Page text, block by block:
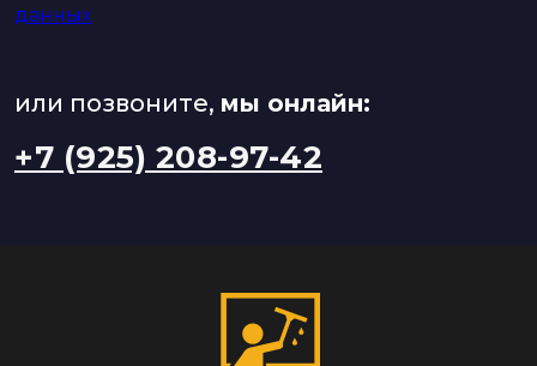
данных
или позвоните, мы онлайн:
+7 (925) 208-97-42